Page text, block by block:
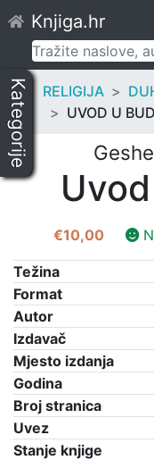
to
content
Knjiga.hr
Pretraži:
Kategorije RELIGIJA
UVOD U
€10,00
Težina
Format
Autor
Izdavač
Mjesto izdanja
Godina
Broj stranica
Uvez
Stanje knjige